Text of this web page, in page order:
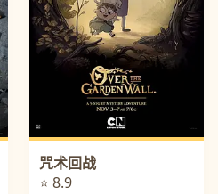
咒术回战
⭐ 8.9